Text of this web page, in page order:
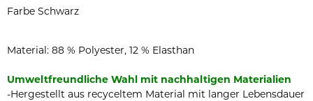
Farbe Schwarz
Material: 88 % Polyester, 12 % Elasthan
Umweltfreundliche Wahl mit nachhaltigen Materialien
-Hergestellt aus recyceltem Material mit langer Lebensdauer